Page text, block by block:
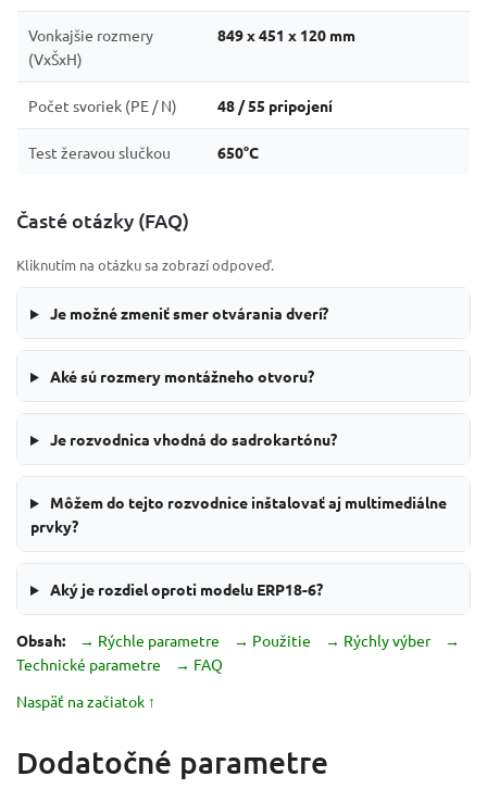
Vonkajšie rozmery
(VxŠxH)
849 x 451 x 120 mm
Počet svoriek (PE / N) 48 / 55 pripojení
Test žeravou slučkou 650°C
Časté otázky (FAQ)
Kliknutím na otázku sa zobrazí odpoveď.
Je možné zmeniť smer otvárania dverí?
Aké sú rozmery montážneho otvoru?
Je rozvodnica vhodná do sadrokartónu?
Môžem do tejto rozvodnice inštalovať aj multimediálne
prvky?
Aký je rozdiel oproti modelu ERP18-6?
Obsah: → Rýchle parametre → Použitie → Rýchly výber
→
Technické parametre
→ FAQ
Naspäť na začiatok ↑
Dodatočné parametre